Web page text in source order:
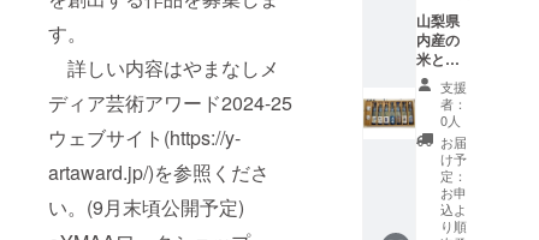
す。
詳しい内容はやまなしメ
ディア芸術アワード2024-25
ウェブサイト(https://y-
artaward.jp/)を参照くださ
い。(9月末頃公開予定)
プティ
ヴェル
ド、
シャル
ドネな
どの栽
培、醸
造に試
行錯誤
を重ね
ながら
「世界
イルで
も、焼
いても
食感が
楽しめ
ます。
■甲州地
どり と
は 山梨
が誇る
甲州地
ブのや
わらか
な香り
に癒さ
れた鶏
たちが
産む
ハーブ
卵は、
すっき
りとし
た味わ
トリウ
ム)が含
まれた
ナチュ
ラルミ
ネラル
ウォー
ター
は、日
本人に
好まれ
やすい
山梨県
内産の
米と仕
込み水
を100%
使用
し、山
梨県内
で醸造
された
日本酒7
本の
支援
者：
0人
お届
け予
定：
お申
込よ
り順